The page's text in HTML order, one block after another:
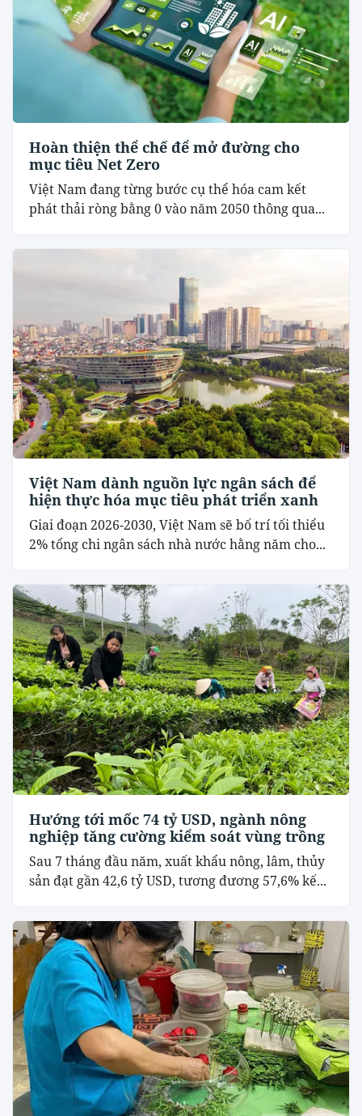
Hoàn thiện thể chế để mở đường cho
mục tiêu Net Zero
Việt Nam đang từng bước cụ thể hóa cam kết
phát thải ròng bằng 0 vào năm 2050 thông qua...
Việt Nam dành nguồn lực ngân sách để
hiện thực hóa mục tiêu phát triển xanh
Giai đoạn 2026-2030, Việt Nam sẽ bố trí tối thiểu
2% tổng chi ngân sách nhà nước hằng năm cho...
Hướng tới mốc 74 tỷ USD, ngành nông
nghiệp tăng cường kiểm soát vùng trồng
Sau 7 tháng đầu năm, xuất khẩu nông, lâm, thủy
sản đạt gần 42,6 tỷ USD, tương đương 57,6% kế...